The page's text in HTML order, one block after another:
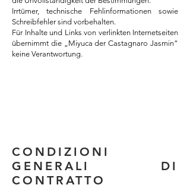
Irrtümer, technische Fehlinformationen sowie
Schreibfehler sind vorbehalten.
Für Inhalte und Links von verlinkten Internetseiten
übernimmt die „Miyuca der Castagnaro Jasmin“
keine Verantwortung.
CONDIZIONI
GENERALI DI
CONTRATTO